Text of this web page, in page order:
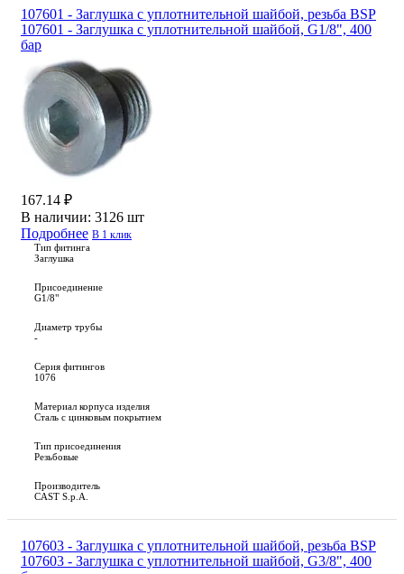
107601 - Заглушка с уплотнительной шайбой, резьба BSP
107601 - Заглушка с уплотнительной шайбой, G1/8", 400
бар
167.14 ₽
В наличии: 3126 шт
Подробнее В 1 клик
Тип фитинга
Заглушка
Присоединение
G1/8"
Диаметр трубы
-
Серия фитингов
1076
Материал корпуса изделия
Сталь с цинковым покрытием
Тип присоединения
Резьбовые
Производитель
CAST S.p.A.
107603 - Заглушка с уплотнительной шайбой, резьба BSP
107603 - Заглушка с уплотнительной шайбой, G3/8", 400